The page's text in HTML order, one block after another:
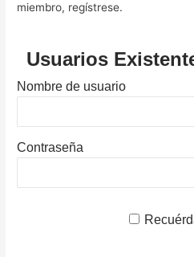
miembro, regístrese.
Usuarios
Nombre de usuario
Contraseña